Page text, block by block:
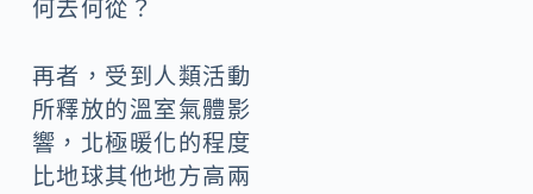
何去何從？
再者，受到人類活動
所釋放的溫室氣體影
響，北極暖化的程度
比地球其他地方高兩